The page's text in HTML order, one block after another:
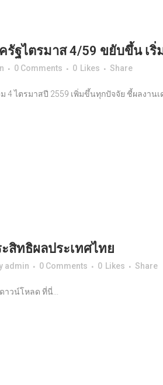
รัฐไตรมาส 4/59 ขยับขึ้น เ
0 Comments 0 Likes Share
ม 4 ไตรมาสปี 2559 เพิ่มขึ้นทุกปัจจัย ชี้ผลง
สิทธิผลประเทศไทย
admin 0 Comments 0 Likes Share
วน์โหลด ที่นี่...